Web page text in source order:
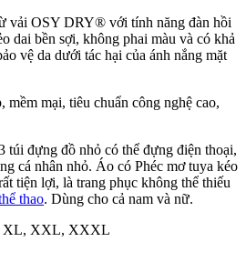
vải OSY DRY® với tính năng đàn hồi
dai bền sợi, không phai màu và có khả
vệ da dưới tác hại của ánh nắng mặt
mềm mại, tiêu chuẩn công nghệ cao,
túi đựng đồ nhỏ có thể đựng điện thoại,
cá nhân nhỏ. Áo có Phéc mơ tuya kéo
tiện lợi, là trang phục không thể thiếu
thao. Dùng cho cả nam và nữ.
XL, XXL, XXXL